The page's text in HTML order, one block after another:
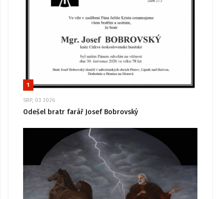
1
SRP, 03 2026
Odešel bratr farář Josef Bobrovský